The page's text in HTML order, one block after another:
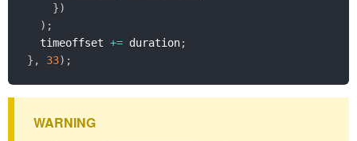
})
) ;
  timeoffset
+= duration;
} , 33) ;
WARNING